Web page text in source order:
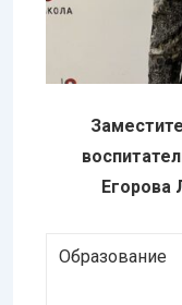
Егорова
Образование